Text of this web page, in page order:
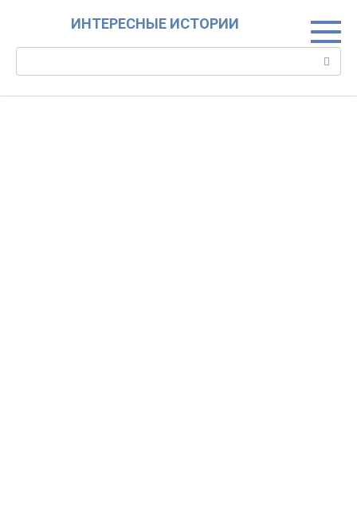
ИНТЕРЕСНЫЕ ИСТОРИИ